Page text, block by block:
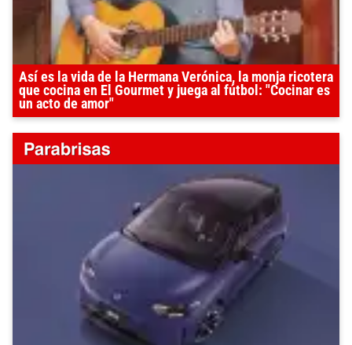
Así es la vida de la Hermana Verónica, la monja ricotera
que cocina en El Gourmet y juega al fútbol: "Cocinar es
un acto de amor"